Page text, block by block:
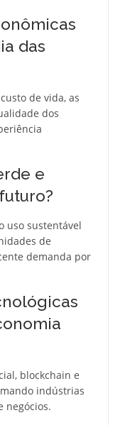
das
de vida, as
dos
e
uso sustentável
de
demanda por
blockchain e
indústrias
negócios.